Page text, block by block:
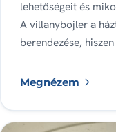
lehetőségeit és
A villanybojler a
berendezése,
Megnézem